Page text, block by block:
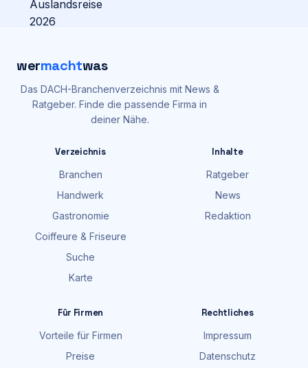
wermachtwas
Das DACH-Branchenverzeichnis mit News &
Ratgeber. Finde die passende Firma in
deiner Nähe.
Verzeichnis
Branchen
Handwerk
Gastronomie
Coiffeure & Friseure
Suche
Karte
Inhalte
Ratgeber
News
Redaktion
Für Firmen
Vorteile für Firmen
Preise
Rechtliches
Impressum
Datenschutz